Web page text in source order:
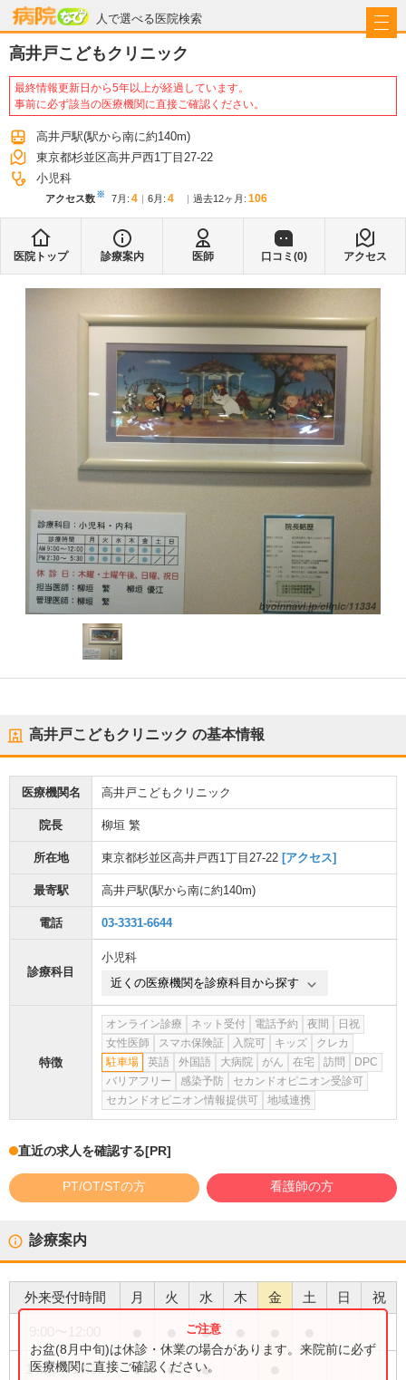
人で選べる医院検索
病院なび
高井戸こどもクリニック
最終情報更新日から5年以上が経過しています。
事前に必ず該当の医療機関に直接ご確認ください。
高井戸駅(駅から南に約140m)
東京都杉並区高井戸西1丁目27-22
小児科
アクセス数※ 7月 : 4 6月 : 4 過去12ヶ月: 106
医院トップ 診療案内 医師 口コミ(0) アクセス
高井戸こどもクリニック の基本情報
医療機関名 高井戸こどもクリニック
院長 柳垣 繁
所在地 東京都杉並区高井戸西1丁目27-22 [アクセス]
最寄駅 高井戸駅(駅から南に約140m)
電話 03-3331-6644
診療科目
小児科
近くの医療機関を診療科目から探す
特徴
オンライン診療 ネット受付 電話予約 夜間
日祝
女性医師
スマホ保険証 入院可 キッズ
クレカ
駐車場
英語 外国語 大病院 がん 在宅 訪問
DPC
バリアフリー
感染予防
セカンドオピニオン受診可
セカンドオピニオン情報提供可
地域連携
直近の求人を確認する[PR]
PT/OT/STの方 看護師の方
診療案内
外来受付時間 月 火 水 木 金 土 日 祝
●
14:30〜17:30 ● ● ●
お盆(8月中旬)は休診・休業の場合があります。来院前に必ず
医療機関に直接ご確認ください。